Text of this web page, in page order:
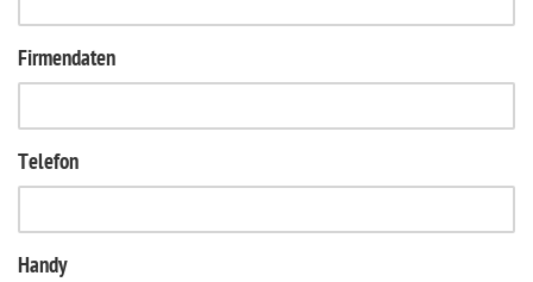
Firmendaten
Telefon
Handy